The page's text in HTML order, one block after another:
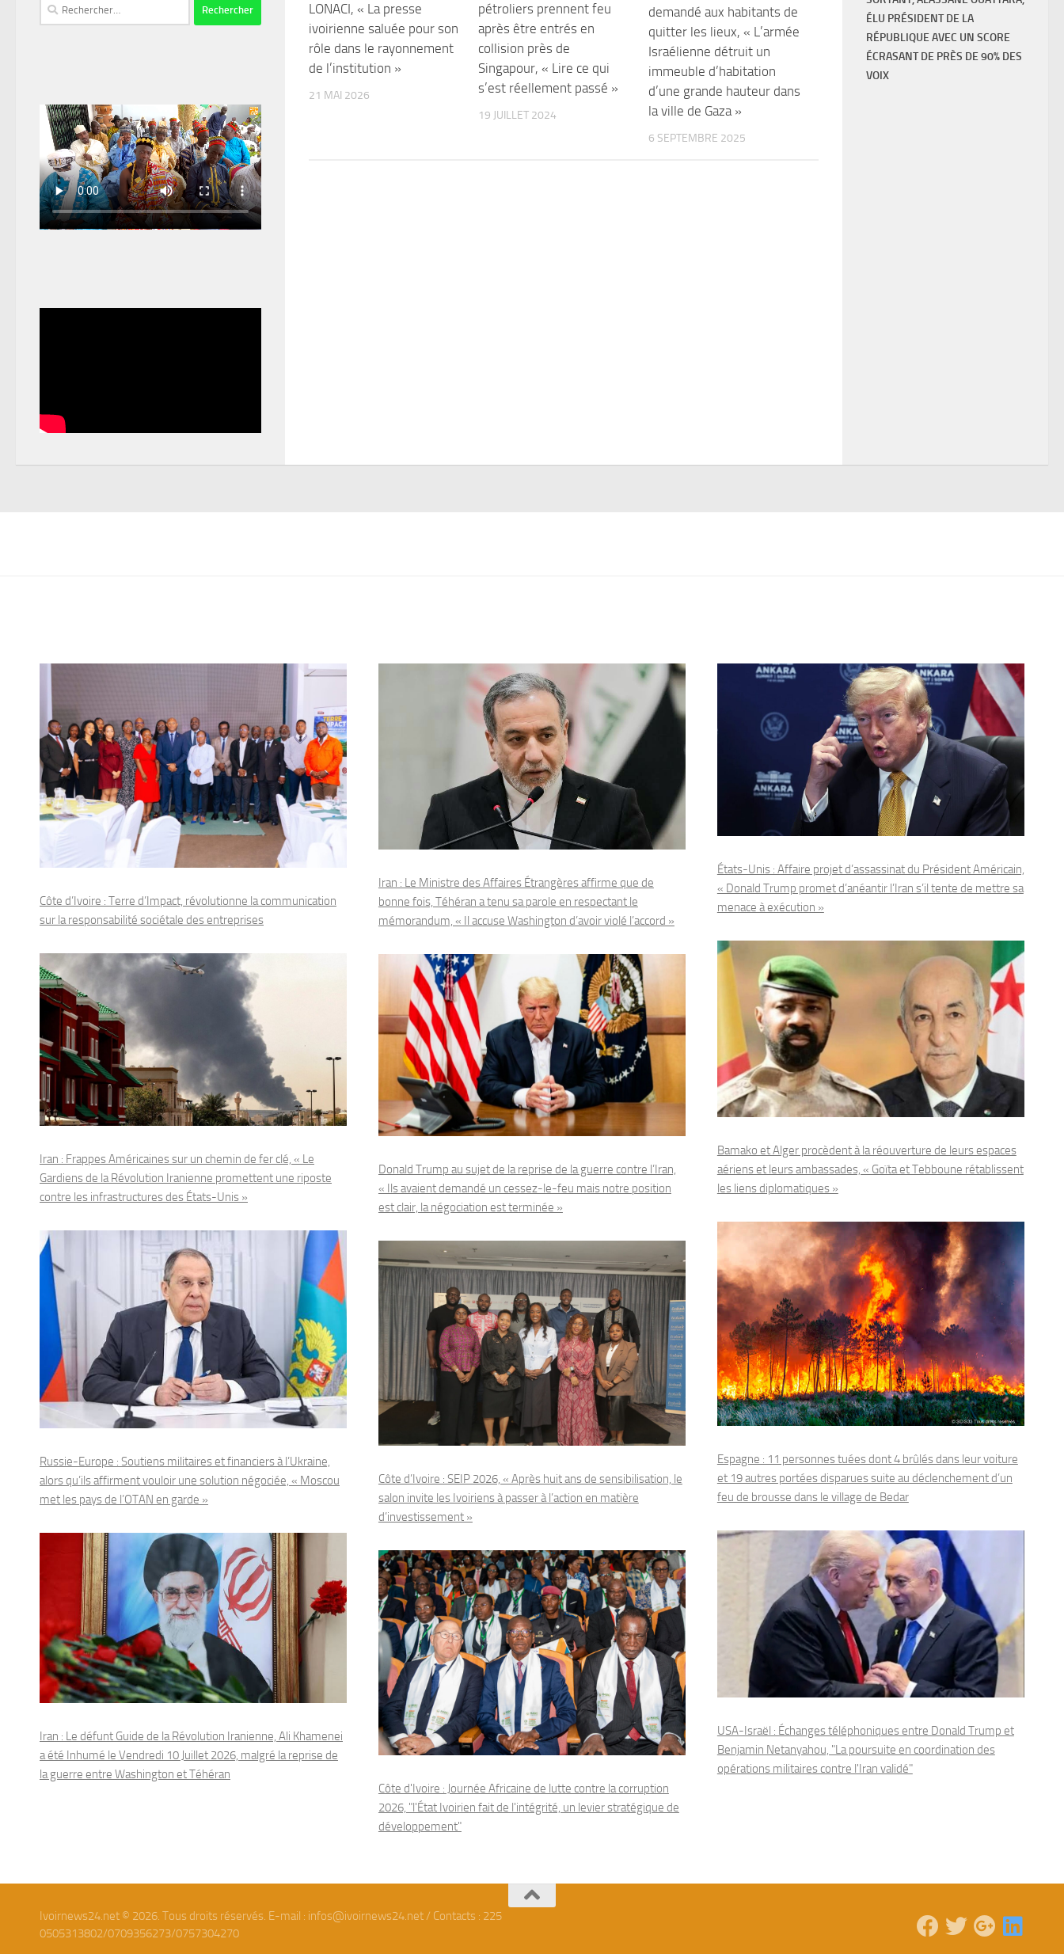
LONACI, « La presse
ivoirienne saluée pour son
rôle dans le rayonnement
de l’institution »
21 MAI 2026
pétroliers prennent feu
après être entrés en
collision près de
Singapour, « Lire ce qui
s’est réellement passé »
19 JUILLET 2024
demandé aux habitants de
quitter les lieux, « L’armée
Israélienne détruit un
immeuble d’habitation
d’une grande hauteur dans
la ville de Gaza »
6 SEPTEMBRE 2025
Rechercher :
ÉLU PRÉSIDENT DE LA
RÉPUBLIQUE AVEC UN SCORE
ÉCRASANT DE PRÈS DE 90% DES
VOIX
Côte d’Ivoire : Terre d’Impact, révolutionne la communication
sur la responsabilité sociétale des entreprises
Iran : Frappes Américaines sur un chemin de fer clé, « Le
Gardiens de la Révolution Iranienne promettent une riposte
contre les infrastructures des États-Unis »
Russie-Europe : Soutiens militaires et financiers à l’Ukraine,
alors qu’ils affirment vouloir une solution négociée, « Moscou
met les pays de l’OTAN en garde »
Iran : Le défunt Guide de la Révolution Iranienne, Ali Khamenei
a été Inhumé le Vendredi 10 Juillet 2026, malgré la reprise de
la guerre entre Washington et Téhéran
Iran : Le Ministre des Affaires Étrangères affirme que de
bonne fois, Téhéran a tenu sa parole en respectant le
mémorandum, « Il accuse Washington d’avoir violé l’accord »
Donald Trump au sujet de la reprise de la guerre contre l’Iran,
« Ils avaient demandé un cessez-le-feu mais notre position
est clair, la négociation est terminée »
Côte d’Ivoire : SEIP 2026, « Après huit ans de sensibilisation, le
salon invite les Ivoiriens à passer à l’action en matière
d’investissement »
Côte d'Ivoire : Journée Africaine de lutte contre la corruption
2026, "l'État Ivoirien fait de l'intégrité, un levier stratégique de
développement"
États-Unis : Affaire projet d’assassinat du Président Américain,
« Donald Trump promet d’anéantir l’Iran s’il tente de mettre sa
menace à exécution »
Bamako et Alger procèdent à la réouverture de leurs espaces
aériens et leurs ambassades, « Goïta et Tebboune rétablissent
les liens diplomatiques »
Espagne : 11 personnes tuées dont 4 brûlés dans leur voiture
et 19 autres portées disparues suite au déclenchement d’un
feu de brousse dans le village de Bedar
USA-Israël : Échanges téléphoniques entre Donald Trump et
Benjamin Netanyahou, "La poursuite en coordination des
opérations militaires contre l'Iran validé"
Ivoirnews24.net © 2026. Tous droits réservés. E-mail : infos@ivoirnews24.net / Contacts : 225
0505313802/0709356273/0757304270